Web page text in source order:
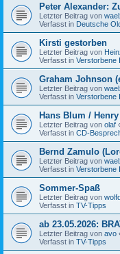
Peter Alexander:
Letzter Beitrag von
Verfasst in Deutsche
Kirsti gestorben
Letzter Beitrag von
Verfasst in Verstorbene
Graham Johnson
Letzter Beitrag von
Verfasst in Verstorbene
Hans Blum /
Letzter Beitrag von olaf
Verfasst in CD-
Bernd Zamulo
Letzter Beitrag von
Verfasst in Verstorbene
Sommer-Spaß
Letzter Beitrag von
Verfasst in TV-Tipps
ab 23.05.2026:
Letzter Beitrag von avo
Verfasst in TV-Tipps